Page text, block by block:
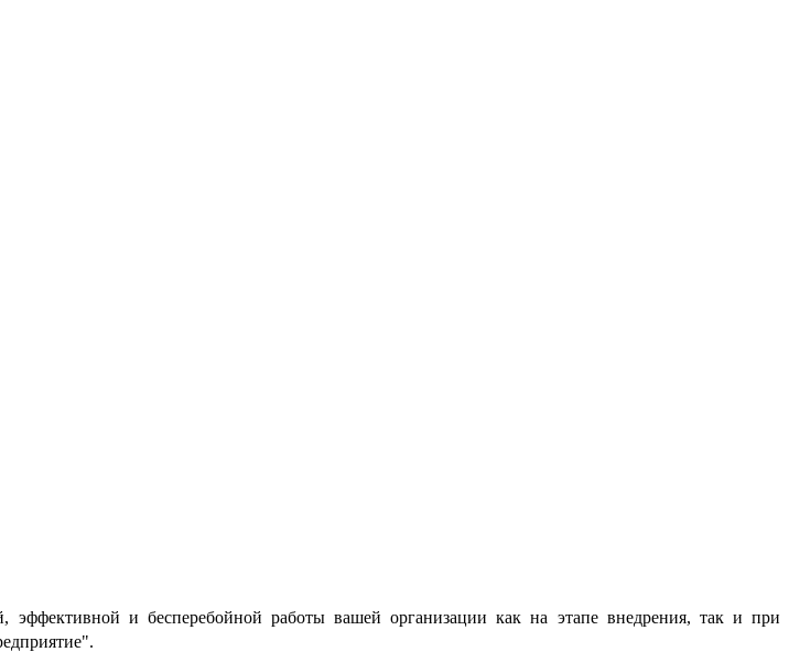
эффективной и бесперебойной работы вашей организации как на этапе внедрения, так и при